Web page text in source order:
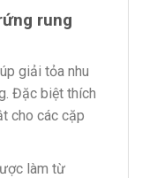
rung
giải tỏa nhu
Đặc biệt thích
cho các cặp
làm từ